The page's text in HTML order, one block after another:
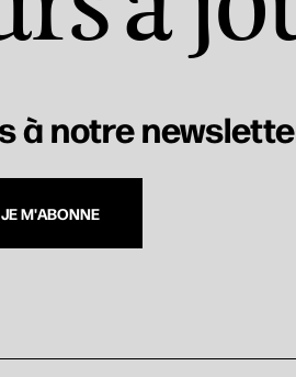
à notre
JE M'ABONNE